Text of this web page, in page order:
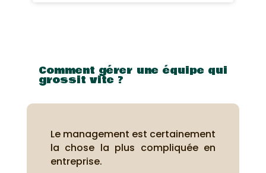
Comment gérer une équipe qui
grossit vite ?
Le management est certainement
la chose la plus compliquée en
entreprise.